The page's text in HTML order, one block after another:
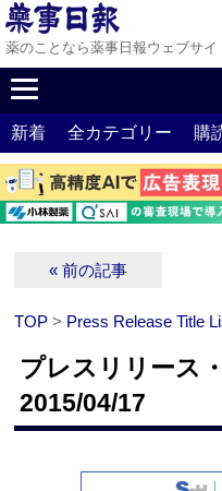
薬のことなら薬事日報ウェブサイ
新着 全カテゴリー 購
« 前の記事
TOP > Press Release Title
プレスリリース
2015/04/17